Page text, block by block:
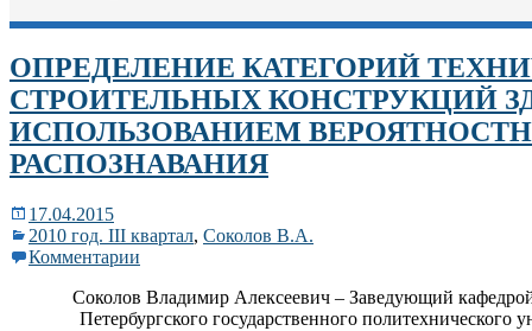
ОПРЕДЕЛЕНИЕ КАТЕГОРИЙ
СТРОИТЕЛЬНЫХ КОНСТРУКЦИЙ
ИСПОЛЬЗОВАНИЕМ
РАСПОЗНАВАНИЯ
17.04.2015
2010 год. III квартал, Соколов В.А.
Комментарии
Соколов Владимир Алексеевич – Заведующий
Петербургского государственного политехнического